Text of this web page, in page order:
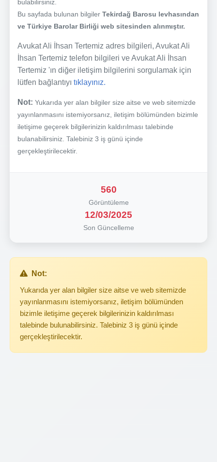
bulabilirsiniz.
Bu sayfada bulunan bilgiler Tekirdağ Barosu levhasından
ve Türkiye Barolar Birliği web sitesinden alınmıştır.
Avukat Ali İhsan Tertemiz adres bilgileri, Avukat Ali
İhsan Tertemiz telefon bilgileri ve Avukat Ali İhsan
Tertemiz 'ın diğer iletişim bilgilerini sorgulamak için
lütfen bağlantıyı tıklayınız.
Not: Yukarıda yer alan bilgiler size aitse ve web sitemizde
yayınlanmasını istemiyorsanız, iletişim bölümünden bizimle
iletişime geçerek bilgilerinizin kaldırılması talebinde
bulanabilirsiniz. Talebiniz 3 iş günü içinde
gerçekleştirilecektir.
560
Görüntüleme
12/03/2025
Son Güncelleme
Not:
Yukarıda yer alan bilgiler size aitse ve web sitemizde
yayınlanmasını istemiyorsanız, iletişim bölümünden
bizimle iletişime geçerek bilgilerinizin kaldırılması
talebinde bulunabilirsiniz. Talebiniz 3 iş günü içinde
gerçekleştirilecektir.